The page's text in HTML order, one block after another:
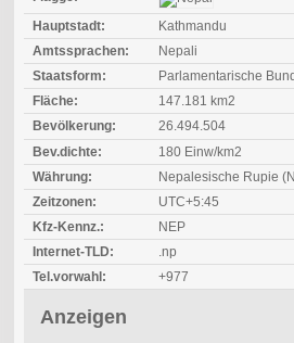
Hauptstadt:
Kathmandu
Amtssprachen:
Nepali
Staatsform:
Parlamentarische
Fläche:
147.181 km2
Bevölkerung:
26.494.504
Bev.dichte:
180 Einw/km2
Währung:
Nepalesische Rupie
Zeitzonen:
UTC+5:45
Kfz-Kennz.:
NEP
Internet-TLD:
.np
Tel.vorwahl:
+977
Anzeigen